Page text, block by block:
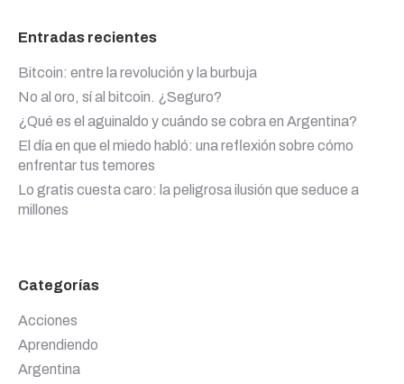
Entradas recientes
Bitcoin: entre la revolución y la burbuja
No al oro, sí al bitcoin. ¿Seguro?
¿Qué es el aguinaldo y cuándo se cobra en Argentina?
El día en que el miedo habló: una reflexión sobre cómo
enfrentar tus temores
Lo gratis cuesta caro: la peligrosa ilusión que seduce a
millones
Categorías
Acciones
Aprendiendo
Argentina